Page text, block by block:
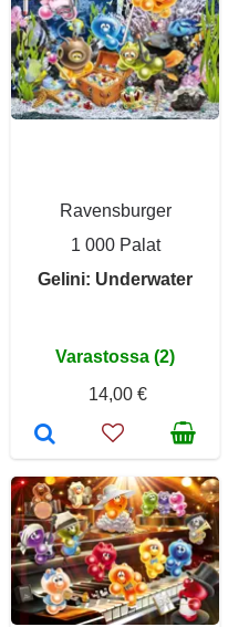
Ravensburger
1 000 Palat
Gelini: Underwater
Varastossa (2)
14,00 €